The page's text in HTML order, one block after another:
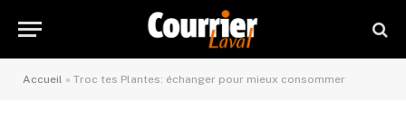
Accueil » Troc tes Plantes: échanger pour mieux consommer